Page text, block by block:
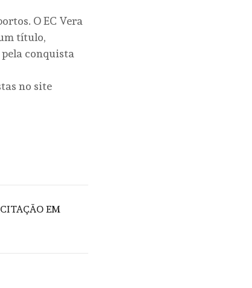
O EC Vera
título,
pela conquista
no site
EM